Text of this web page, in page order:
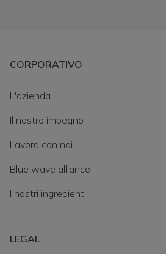
CORPORATIVO
L'azienda
Il nostro impegno
Lavora con noi
Blue wave alliance
I nostri ingredienti
LEGAL